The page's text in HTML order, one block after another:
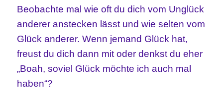
Beobachte mal wie oft du dich vom Unglück
anderer anstecken lässt und wie selten vom
Glück anderer. Wenn jemand Glück hat,
freust du dich dann mit oder denkst du eher
„Boah, soviel Glück möchte ich auch mal
haben“?